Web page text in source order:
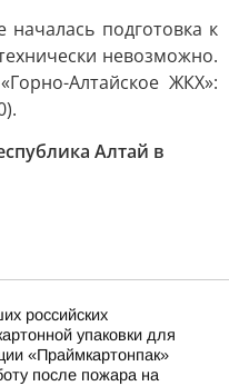
подготовка к
невозможно.
Алтайское ЖКХ»:
Алтай в
российских
упаковки для
«Праймкартонпак»
после пожара на